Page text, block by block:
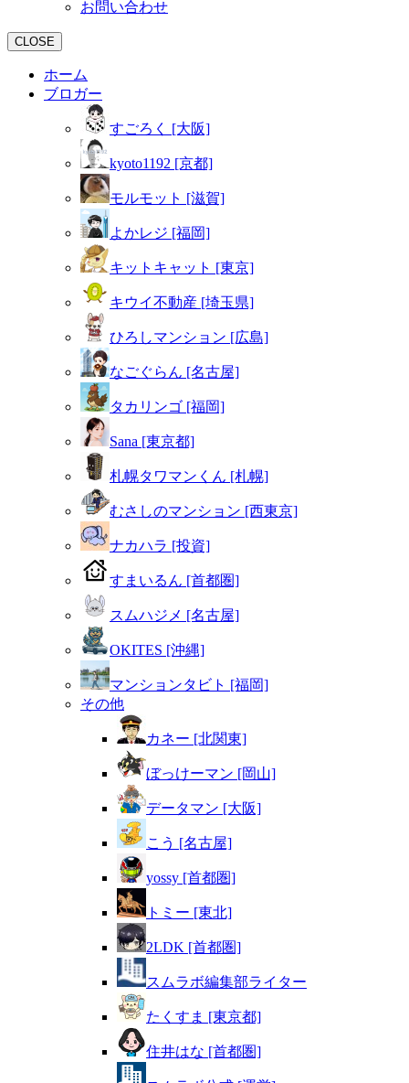
お問い合わせ
CLOSE
ホーム
ブロガー
すごろく [大阪]
kyoto1192 [京都]
モルモット [滋賀]
よかレジ [福岡]
キットキャット [東京]
キウイ不動産 [埼玉県]
ひろしマンション [広島]
なごぐらん [名古屋]
タカリンゴ [福岡]
Sana [東京都]
札幌タワマンくん [札幌]
むさしのマンション [西東京]
ナカハラ [投資]
すまいるん [首都圏]
スムハジメ [名古屋]
OKITES [沖縄]
マンションタビト [福岡]
その他
カネー [北関東]
ぼっけーマン [岡山]
データマン [大阪]
こう [名古屋]
yossy [首都圏]
トミー [東北]
2LDK [首都圏]
スムラボ編集部ライター
たくすま [東京都]
住井はな [首都圏]